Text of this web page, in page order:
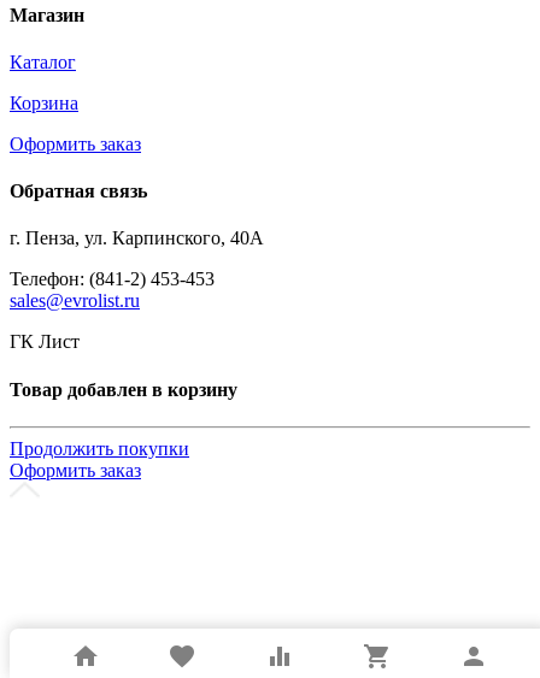
Магазин
Каталог
Корзина
Оформить заказ
Обратная связь
г. Пенза, ул. Карпинского, 40А
Телефон: (841-2) 453-453
sales@evrolist.ru
ГК Лист
Товар добавлен в корзину
Продолжить покупки
Оформить заказ
home favorite equalizer shopping_cart person